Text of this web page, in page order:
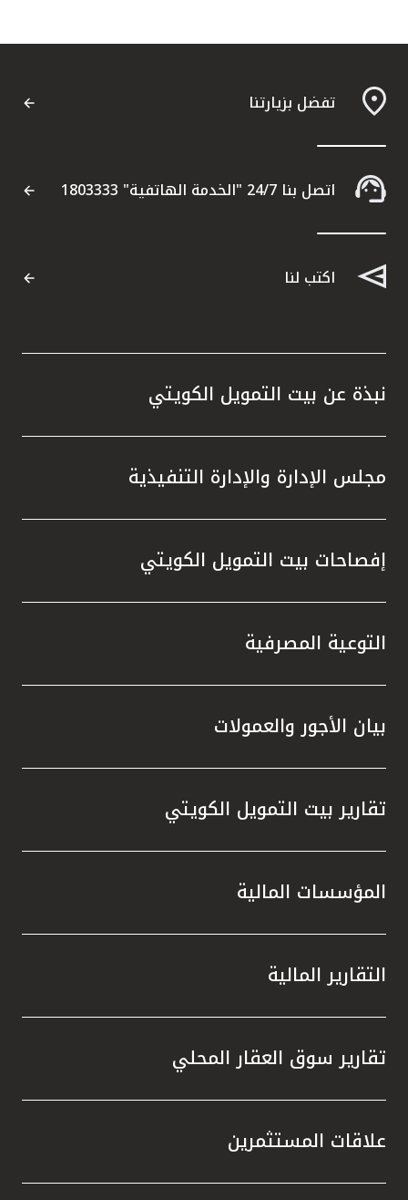
تفضل بزيارتنا
اتصل بنا 24/7 "الخدمة الهاتفية" 1803333
اكتب لنا
نبذة عن بيت التمويل الكويتي
مجلس الإدارة والإدارة التنفيذية
إفصاحات بيت التمويل الكويتي
التوعية المصرفية
بيان الأجور والعمولات
تقارير بيت التمويل الكويتي
المؤسسات المالية
التقارير المالية
تقارير سوق العقار المحلي
علاقات المستثمرين